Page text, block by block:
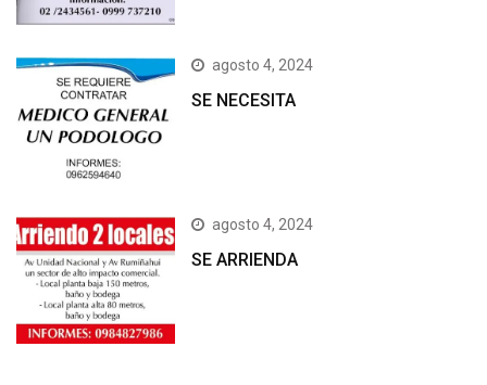
agosto 4, 2024
SE NECESITA
agosto 4, 2024
SE ARRIENDA